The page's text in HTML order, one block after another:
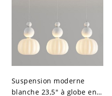
Suspension moderne
blanche 23,5" à globe en